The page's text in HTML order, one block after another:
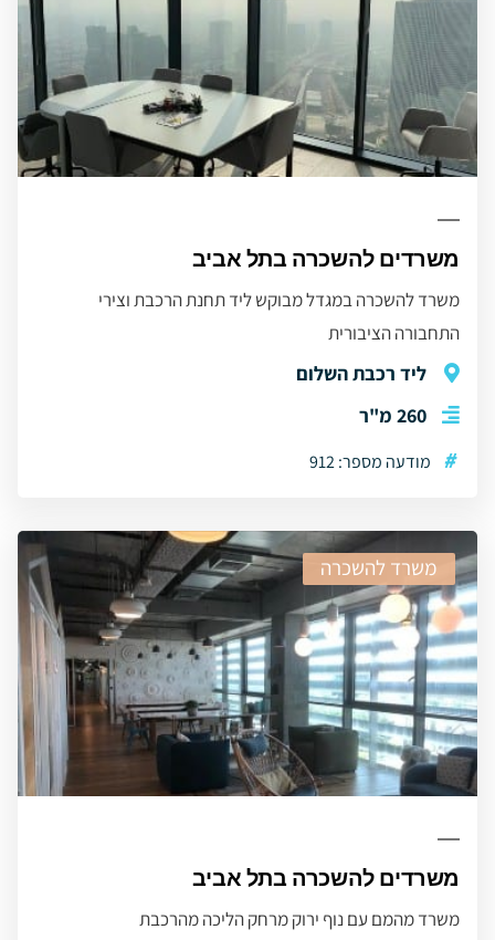
משרדים להשכרה בתל אביב
משרד להשכרה במגדל מבוקש ליד תחנת הרכבת וצירי
התחבורה הציבורית
ליד רכבת השלום
260 מ"ר
# מודעה מספר: 912
משרד להשכרה
משרדים להשכרה בתל אביב
משרד מהמם עם נוף ירוק מרחק הליכה מהרכבת